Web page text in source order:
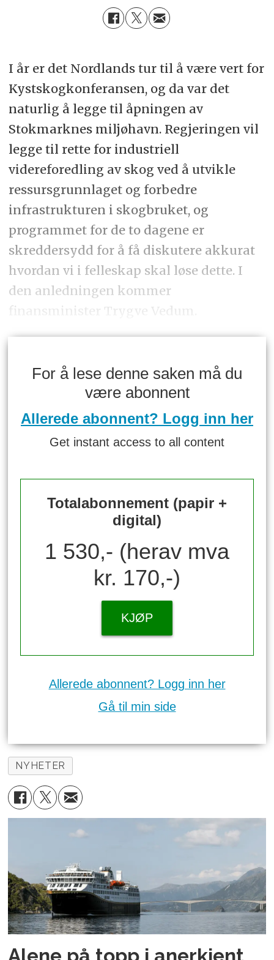
I år er det Nordlands tur til å være vert for
Kystskogkonferansen, og da var det
naturlig å legge til åpningen av
Stokmarknes miljøhavn. Regjeringen vil
legge til rette for industriell
videreforedling av skog ved å utvikle
ressursgrunnlaget og forbedre
infrastrukturen i skogbruket, og
programmet for de to dagene er
skreddersydd for å få diskutere akkurat
hvordan vi i felleskap skal løse dette. I
den anledningen kommer
finansminister Trygve Vedum.
For å lese denne saken må du
være abonnent
Allerede abonnent? Logg inn her
Get instant access to all content
Totalabonnement (papir +
digital)
1 530,- (herav mva
kr. 170,-)
KJØP
Allerede abonnent? Logg inn her
Gå til min side
NYHETER